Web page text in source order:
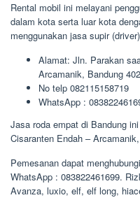
Rental mobil ini melayani
dalam kota serta luar kota
menggunakan jasa supir
Alamat: Jln. Parakan
Arcamanik, Bandung
No telp 082115158719
WhatsApp :
Jasa roda empat di Bandung
Cisaranten Endah –
Pemesanan dapat
WhatsApp : 083822461699.
Avanza, luxio, elf, elf long,